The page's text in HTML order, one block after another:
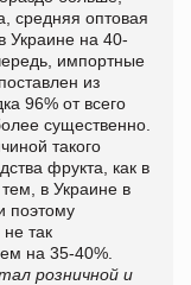
средняя оптовая
Украине на 40-
импортные
из
96% от всего
существенно.
такого
фрукта, как в
в Украине в
поэтому
так
на 35-40%.
розничной и